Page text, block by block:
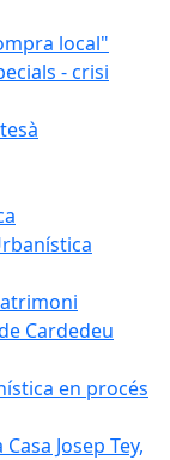
local"
- crisi
Cardedeu
en procés
Josep Tey,